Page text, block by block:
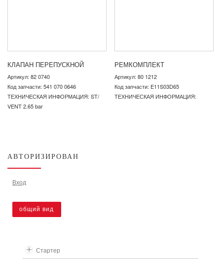
КЛАПАН ПЕРЕПУСКНОЙ
Артикул: 82 0740
Код запчасти: 541 070 0646
ТЕХНИЧЕСКАЯ ИНФОРМАЦИЯ: ST/
VENT 2.65 bar
РЕМКОМПЛЕКТ
Артикул: 80 1212
Код запчасти: E11S03D65
ТЕХНИЧЕСКАЯ ИНФОРМАЦИЯ:
АВТОРИЗИРОВАН
Вход
общий вид
Стартер